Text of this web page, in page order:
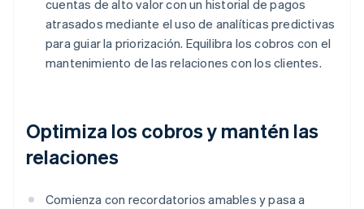
cuentas de alto valor con un historial de pagos
atrasados mediante el uso de analíticas predictivas
para guiar la priorización. Equilibra los cobros con el
mantenimiento de las relaciones con los clientes.
Optimiza los cobros y mantén las
relaciones
Comienza con recordatorios amables y pasa a